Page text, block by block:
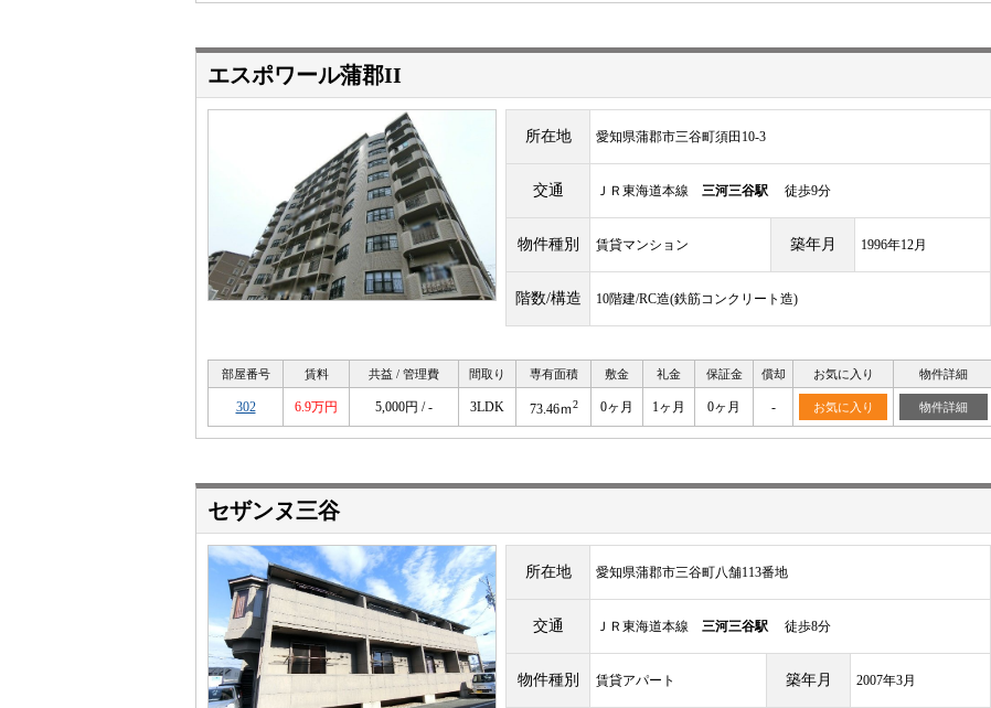
エスポワール蒲郡II
所在地 愛知県蒲郡市三谷町須田10-3
交通 ＪＲ東海道本線 三河三谷駅 徒歩9分
物件種別 賃貸マンション 築年月 1996年12月
階数/構造 10階建/RC造(鉄筋コンクリート造)
部屋番号 賃料 共益 / 管理費 間取り 専有面積 敷金 礼金 保証金 償却 お気に入り 物件詳細
302 6.9万円 5,000円 / - 3LDK 73.46ｍ2 0ヶ月 1ヶ月 0ヶ月 - お気に入り 物件詳細
セザンヌ三谷
所在地 愛知県蒲郡市三谷町八舗113番地
交通 ＪＲ東海道本線 三河三谷駅 徒歩8分
物件種別 賃貸アパート 築年月 2007年3月